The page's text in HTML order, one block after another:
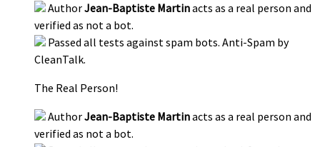
AuthorJean-Baptiste Martinacts as a real person and
verified as not a bot.
Passed all tests against spam bots. Anti-Spam by
CleanTalk.
The Real Person!
AuthorJean-Baptiste Martinacts as a real person and
verified as not a bot.